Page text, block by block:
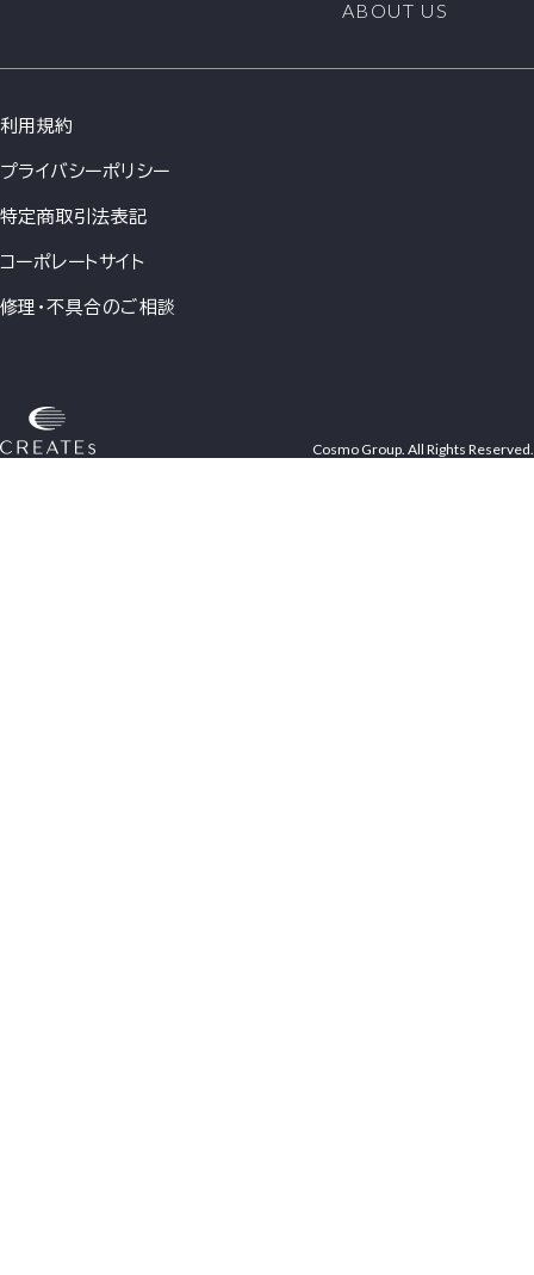
ABOUT US
利用規約
プライバシーポリシー
特定商取引法表記
コーポレートサイト
修理・不具合のご相談
Cosmo Group. All Rights Reserved.